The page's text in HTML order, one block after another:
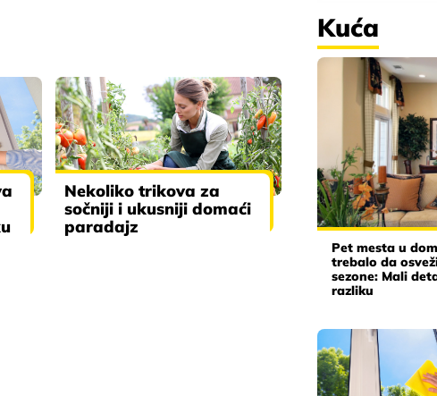
Nekoliko trikova za
sočniji i ukusniji domaći
paradajz
Kuća
Pet mesta u
trebalo da
sezone: Mali
razliku